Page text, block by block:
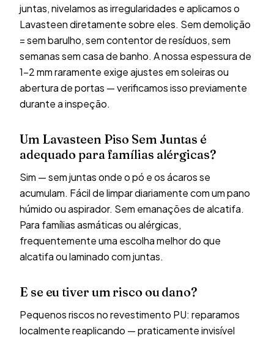
juntas, nivelamos as irregularidades e aplicamos o
Lavasteen diretamente sobre eles. Sem demolição
= sem barulho, sem contentor de resíduos, sem
semanas sem casa de banho. A nossa espessura de
1–2 mm raramente exige ajustes em soleiras ou
abertura de portas — verificamos isso previamente
durante a inspeção.
Um Lavasteen Piso Sem Juntas é
adequado para famílias alérgicas?
Sim — sem juntas onde o pó e os ácaros se
acumulam. Fácil de limpar diariamente com um pano
húmido ou aspirador. Sem emanações de alcatifa.
Para famílias asmáticas ou alérgicas,
frequentemente uma escolha melhor do que
alcatifa ou laminado com juntas.
E se eu tiver um risco ou dano?
Pequenos riscos no revestimento PU: reparamos
localmente reaplicando — praticamente invisível